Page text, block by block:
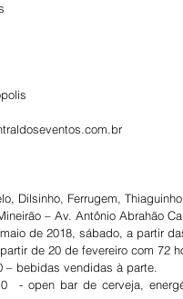
Dilsinho, Ferrugem,
– Av. Antônio Abrahão
de 2018, sábado, a partir
de 20 de fevereiro com 72
– bebidas vendidas à parte.
- open bar de cerveja,